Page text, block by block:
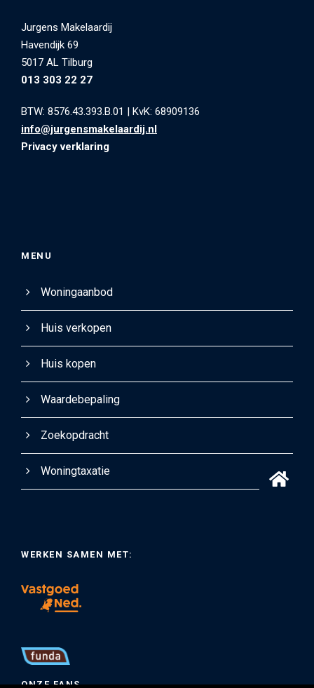
Jurgens Makelaardij
Havendijk 69
5017 AL Tilburg
013 303 22 27
BTW: 8576.43.393.B.01 | KvK: 68909136
info@jurgensmakelaardij.nl
Privacy verklaring
MENU
Woningaanbod
Huis verkopen
Huis kopen
Waardebepaling
Zoekopdracht
Woningtaxatie
WERKEN SAMEN MET:
ONZE FANS